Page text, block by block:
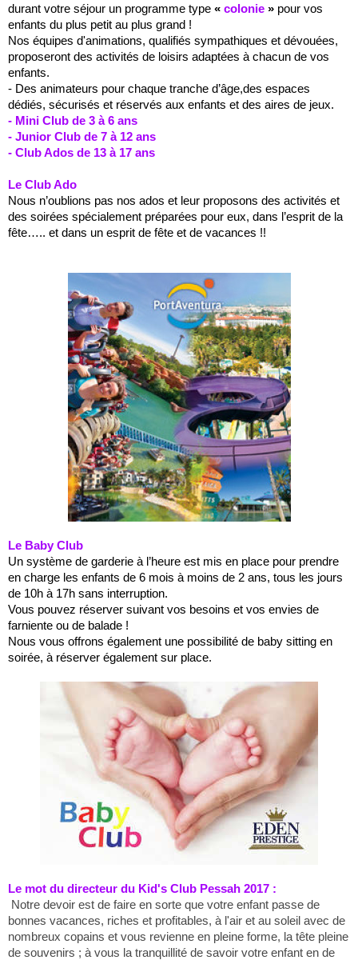
durant votre séjour un programme type « colonie » pour vos
enfants du plus petit au plus grand !
Nos équipes d'animations, qualifiés sympathiques et dévouées,
proposeront des activités de loisirs adaptées à chacun de vos
enfants.
- Des animateurs pour chaque tranche d’âge,des espaces
dédiés, sécurisés et réservés aux enfants et des aires de jeux.
- Mini Club de 3 à 6 ans
- Junior Club de 7 à 12 ans
- Club Ados de 13 à 17 ans
Le Club Ado
Nous n’oublions pas nos ados et leur proposons des activités et
des soirées spécialement préparées pour eux, dans l’esprit de la
fête….. et dans un esprit de fête et de vacances !!
Le Baby Club
Un système de garderie à l’heure est mis en place pour prendre
en charge les enfants de 6 mois à moins de 2 ans, tous les jours
de 10h à 17h sans interruption.
Vous pouvez réserver suivant vos besoins et vos envies de
farniente ou de balade !
Nous vous offrons également une possibilité de baby sitting en
soirée, à réserver également sur place.
Le mot du directeur du Kid's Club Pessah 2017 :
Notre devoir est de faire en sorte que votre enfant passe de
bonnes vacances, riches et profitables, à l'air et au soleil avec de
nombreux copains et vous revienne en pleine forme, la tête pleine
de souvenirs ; à vous la tranquillité de savoir votre enfant en de